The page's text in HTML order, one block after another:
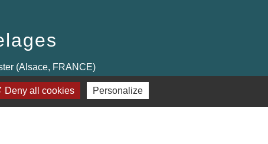
(Alsace, FRANCE)
Deny all cookies Personalize